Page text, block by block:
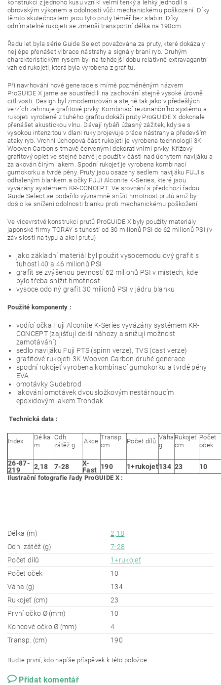
konstrukcí z jednoho kusu vznikl velmi tenký a lehký jednodíl s
obrovským výkonem a odolností vůči mechanickému poškození. Díky
těmto skutečnostem jsou tyto pruty téměř bez slabin. Díky
odnímatelné rukojeti se zmenší transportní délka na 190cm.
Řadu let byla série Guide Select považována za pruty, které dokázaly
nejlépe přenášet vibrace nástrahy a signály braní ryb. Druhým
charakteristickým rysem byl na tehdejší dobu relativně extravagantní
vzhled rukojeti, která byla vyrobena z grafitu.
Při navrhování nové generace s mírně pozměněným názvem
ProGUIDE X jsme se soustředili na zachování stejně vysoké úrovně
citlivosti. Design byl zmodernizován a stejně tak jako v předešlých
verzích zahrnuje grafitové prvky. Kombinací rezonančního systému a
rukojeti vyrobené z tuhého grafitu dokáží pruty ProGUIDE X dokonale
přenášet akustickou vlnu. Dávají rybáři úžasný zážitek, kdy se s
vysokou intenzitou v dlani ruky projevuje práce nástrahy a především
ataky ryb. Vrchní úchopová část rukojeti je vyrobena technologií 3K
Wooven Carbon s tmavě červenými dekorativními prvky. Křížový
grafitový oplet ve stejné barvě je použit v části nad úchytem navijáku a
zalakován čirým lakem. Spodní rukojeť je vyrobena kombinací
gumokorku a tvrdé pěny. Pruty jsou osazeny sedlem navijáku FUJI s
odhaleným blankem a očky FUJI Alconite K-Series, které jsou
vyvázány systémem KR-CONCEPT. Ve srovnání s předchozí řadou
Guide Select se podařilo významně snížit hmotnost prutů aniž by
došlo ke snížení odolnosti blanku proti mechanickému poškožení.
Ve vícevrstvé konstrukci prutů ProGUIDE X byly použity materiály
japonské firmy TORAY s tuhostí od 30 milionů PSI do 62 milionů PSI (v
závislosti na typu a akci prutu)
jako základní materiál byl použit vysocemodulový grafit s
tuhostí 40 a 46 milionů PSI
grafit se zvýšenou pevností 62 milionů PSI v místech, kde
bylo třeba snížit hmotnost
vysoce odolný grafit 30 milionů PSI v jádru blanku
Použité komponenty :
vodící očka Fuji Alconite K-Series vyvázány systémem KR-
CONCEPT (zajišťují delší náhozy a snižují možnost
zamotávání)
sedlo navijáku Fuji PTS (spinn verze), TVS (cast verze)
grafitové rukojeti 3K Wooven Carbon druhé generace
spodní rukojeť vyrobena kombinací gumokorku a tvrdé pěny
EVA
omotávky Gudebrod
lakování omotávek dvousložkovým nestárnoucím
epoxidovým lakem Trondak
Technická data :
Index
Délka
m.
Odh.
záťěž g
Akce
Transp.
cm
Počet dílů
Váha
g
Rukojeť
cm
Počet
oček
26-87-
219
2,18 7-28
X-
Fast 190 1+rukojeť134 23 10
Ilustrační fotografie řady ProGUIDE X :
Délka (m)
2,18
Odh. zátěž (g)
7-28
Počet dílů
1+rukojeť
Počet oček
10
Váha (g)
134
Rukojeť (cm)
23
První očko Ø (mm)
10
Koncové očko Ø (mm)
4
Transp. (cm)
190
Buďte první, kdo napíše příspěvek k této položce.
Přidat komentář